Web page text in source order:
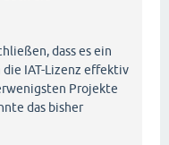
dass es ein
IAT-Lizenz effektiv
Projekte
das bisher